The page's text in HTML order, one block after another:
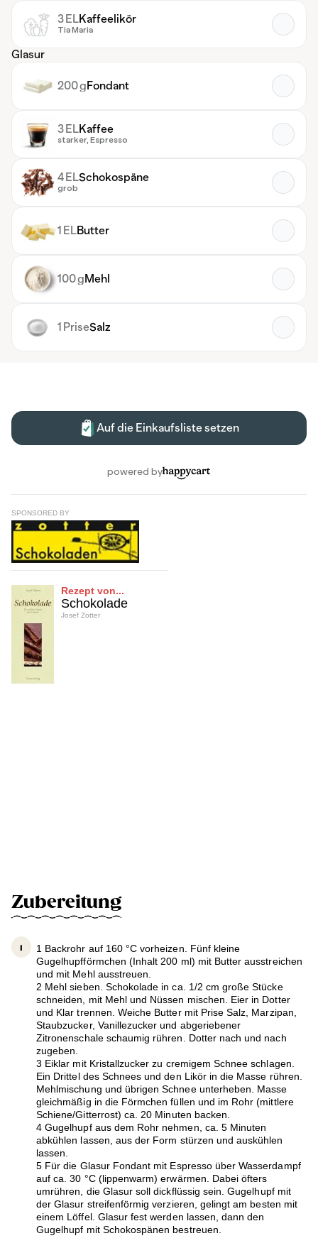
SPONSORED BY
Rezept von...
Schokolade
Josef Zotter
Zubereitung
1 Backrohr auf 160 °C vorheizen. Fünf kleine
Gugelhupfförmchen (Inhalt 200 ml) mit Butter ausstreichen
und mit Mehl ausstreuen.
2 Mehl sieben. Schokolade in ca. 1/2 cm große Stücke
schneiden, mit Mehl und Nüssen mischen. Eier in Dotter
und Klar trennen. Weiche Butter mit Prise Salz, Marzipan,
Staubzucker, Vanillezucker und abgeriebener
Zitronenschale schaumig rühren. Dotter nach und nach
zugeben.
3 Eiklar mit Kristallzucker zu cremigem Schnee schlagen.
Ein Drittel des Schnees und den Likör in die Masse rühren.
Mehlmischung und übrigen Schnee unterheben. Masse
gleichmäßig in die Förmchen füllen und im Rohr (mittlere
Schiene/Gitterrost) ca. 20 Minuten backen.
4 Gugelhupf aus dem Rohr nehmen, ca. 5 Minuten
abkühlen lassen, aus der Form stürzen und auskühlen
lassen.
5 Für die Glasur Fondant mit Espresso über Wasserdampf
auf ca. 30 °C (lippenwarm) erwärmen. Dabei öfters
umrühren, die Glasur soll dickflüssig sein. Gugelhupf mit
der Glasur streifenförmig verzieren, gelingt am besten mit
einem Löffel. Glasur fest werden lassen, dann den
Gugelhupf mit Schokospänen bestreuen.